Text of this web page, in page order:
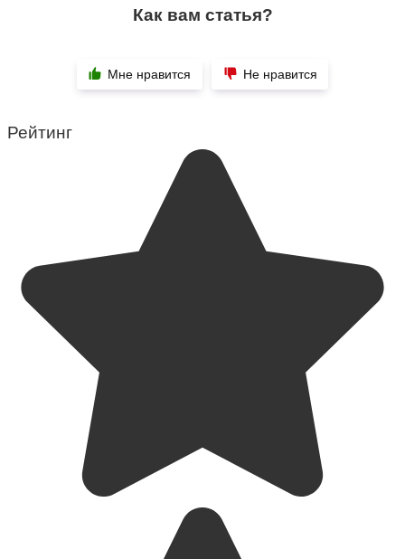
Как вам статья?
Мне нравится Не нравится
Рейтинг